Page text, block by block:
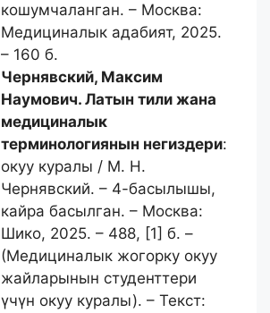
кошумчаланган. – Москва:
Медициналык адабият, 2025.
– 160 б.
Чернявский, Максим
Наумович. Латын тили жана
медициналык
терминологиянын негиздери:
окуу куралы / М. Н.
Чернявский. – 4-басылышы,
кайра басылган. – Москва:
Шико, 2025. – 488, [1] б. –
(Медициналык жогорку окуу
жайларынын студенттери
үчүн окуу куралы). – Текст: